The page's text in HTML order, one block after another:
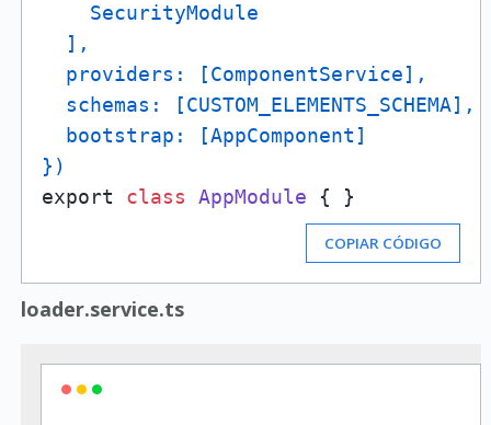
    SecurityModule
  ],
  providers: [ComponentService],
  schemas: [CUSTOM_ELEMENTS_SCHEMA],
  bootstrap: [AppComponent]
} )
export class AppModule { }
COPIAR CÓDIGO
loader.service.ts